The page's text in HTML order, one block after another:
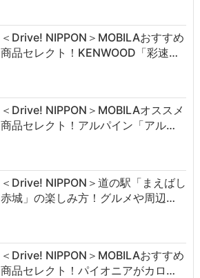
＜Drive! NIPPON＞MOBILAおすすめ
商品セレクト！KENWOOD「彩速…
＜Drive! NIPPON＞MOBILAオススメ
商品セレクト！アルパイン「アル…
＜Drive! NIPPON＞道の駅「まえばし
赤城」の楽しみ方！グルメや周辺…
＜Drive! NIPPON＞MOBILAおすすめ
商品セレクト！パイオニアがカロ…